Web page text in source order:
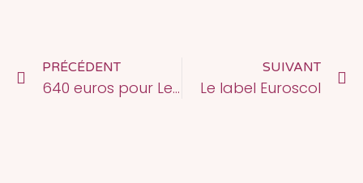
PRÉCÉDENT
640 euros pour Les enfants du jardin
SUIVANT
Le label Euroscol